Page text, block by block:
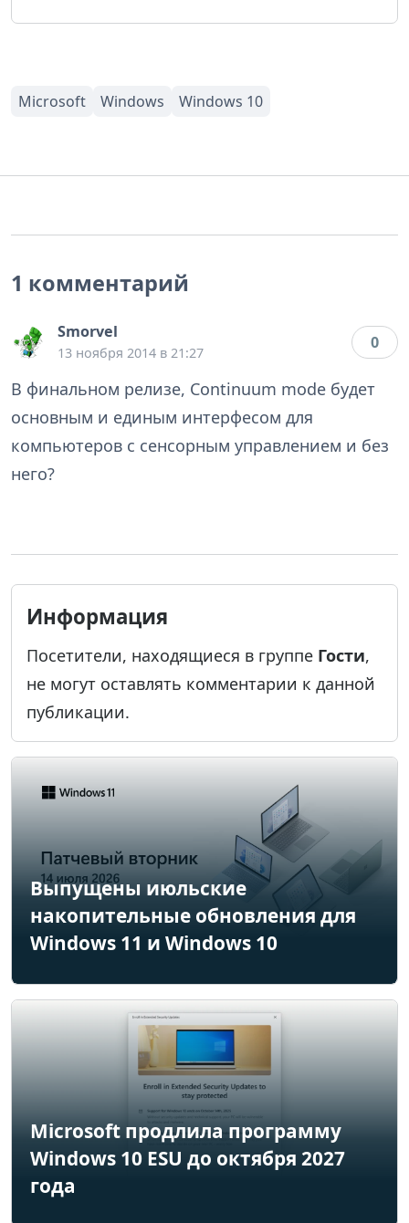
1 комментарий
Smorvel
13 ноября 2014 в 21:27
0
В финальном релизе, Continuum mode будет
основным и единым интерфесом для
компьютеров с сенсорным управлением и без
него?
Информация
Посетители, находящиеся в группе Гости,
не могут оставлять комментарии к данной
публикации.
Выпущены июльские
накопительные обновления для
Windows 11 и Windows 10
Microsoft продлила программу
Windows 10 ESU до октября 2027
года